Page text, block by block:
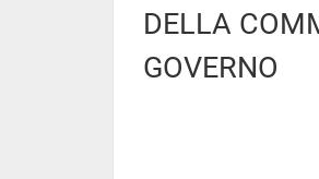
DELLA
GOVERNO